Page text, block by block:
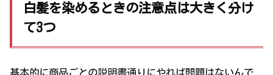
白髪を染めるときの注意点は大きく分け
て3つ
基本的に商品ごとの説明書通りにやれば問題はないんで